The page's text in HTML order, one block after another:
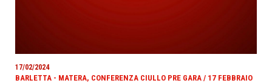
17/02/2024
BARLETTA - MATERA, CONFERENZA CIULLO PRE GARA / 17 FEBBRAIO